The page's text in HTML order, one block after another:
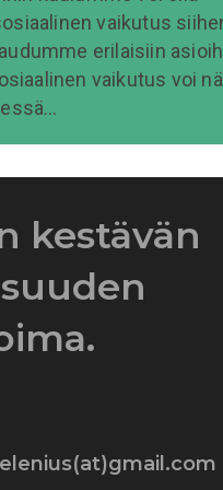
vaikutus
erilaisiin
vaikutus voi
kestävän